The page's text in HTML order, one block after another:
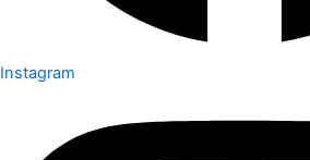
Instagram